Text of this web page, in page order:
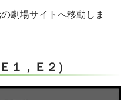
劇場サイトへ移動しま
１，Ｅ２）